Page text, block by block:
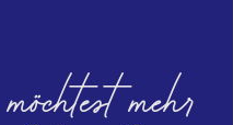
mehr